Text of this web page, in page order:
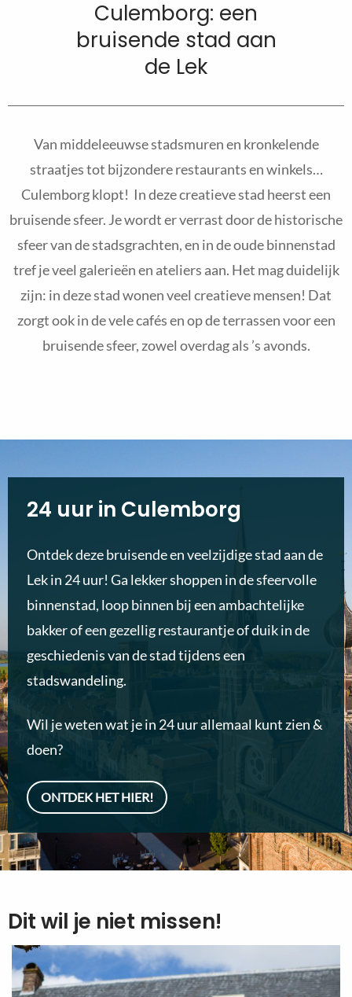
Culemborg: een
bruisende stad aan
de Lek
Van middeleeuwse stadsmuren en kronkelende
straatjes tot bijzondere restaurants en winkels…
Culemborg klopt! In deze creatieve stad heerst een
bruisende sfeer. Je wordt er verrast door de historische
sfeer van de stadsgrachten, en in de oude binnenstad
tref je veel galerieën en ateliers aan. Het mag duidelijk
zijn: in deze stad wonen veel creatieve mensen! Dat
zorgt ook in de vele cafés en op de terrassen voor een
bruisende sfeer, zowel overdag als ’s avonds.
24 uur in Culemborg
Ontdek deze bruisende en veelzijdige stad aan de
Lek in 24 uur! Ga lekker shoppen in de sfeervolle
binnenstad, loop binnen bij een ambachtelijke
bakker of een gezellig restaurantje of duik in de
geschiedenis van de stad tijdens een
stadswandeling.
Wil je weten wat je in 24 uur allemaal kunt zien &
doen?
ONTDEK HET HIER!
Dit wil je niet missen!